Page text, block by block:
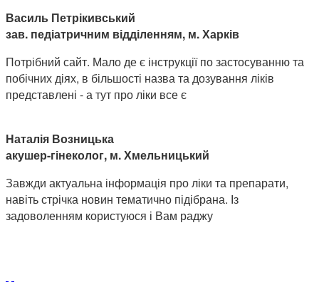
Василь Петрікивський
зав. педіатричним відділенням, м. Харків
Потрібний сайт. Мало де є інструкції по застосуванню та
побічних діях, в більшості назва та дозування ліків
представлені - а тут про ліки все є
Наталія Возницька
акушер-гінеколог, м. Хмельницький
Завжди актуальна інформація про ліки та препарати,
навіть стрічка новин тематично підібрана. Із
задоволенням користуюся і Вам раджу